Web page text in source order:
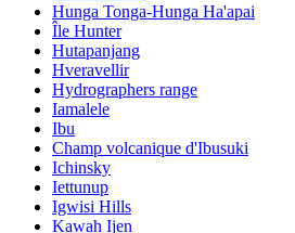
Hunga Tonga-Hunga Ha'apai
Île Hunter
Hutapanjang
Hveravellir
Hydrographers range
Iamalele
Ibu
Champ volcanique d'Ibusuki
Ichinsky
Iettunup
Igwisi Hills
Kawah Ijen